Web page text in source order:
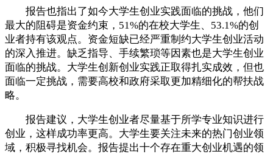
报告也指出了如今大学生创业实践面临的挑战，他们
最大的阻碍是资金约束，51%的在校大学生、53.1%的创
业者持有该观点。资金短缺已经严重制约大学生创业活动
的深入推进。缺乏指导、手续繁琐等因素也是大学生创业
面临的挑战。大学生创新创业实践正取得扎实成效，但也
面临一定挑战，需要高校和政府采取更加精细化的帮扶战
略。
报告建议，大学生创业者尽量基于所学专业知识进行
创业，这样成功率更高。大学生要关注未来的热门创业领
域，积极寻找机会。报告提出十个存在重大创业机遇的领